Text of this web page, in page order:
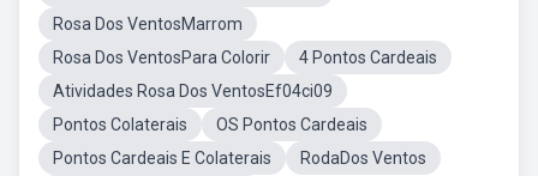
Rosa Dos VentosMarrom
Rosa Dos VentosPara Colorir
4 Pontos Cardeais
Atividades Rosa Dos VentosEf04ci09
Pontos Colaterais
OS Pontos Cardeais
Pontos Cardeais E Colaterais
RodaDos Ventos